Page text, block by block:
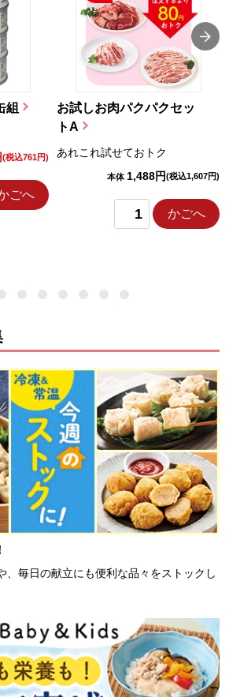
組
(税込761円)
ごへ
お試しお肉パクパクセッ
トA
あれこれ試せておトク
本体 1,488円(税込1,607円)
かごへ
、毎日の献立にも便利な品々をストックし